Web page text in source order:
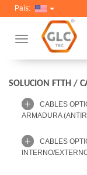
Toggle navigation
País:
SOLUCION FTTH /
CABLES
ARMADURA
CABLES
INTERNO/